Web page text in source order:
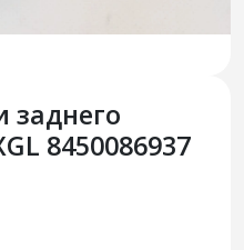
заднего
8450086937